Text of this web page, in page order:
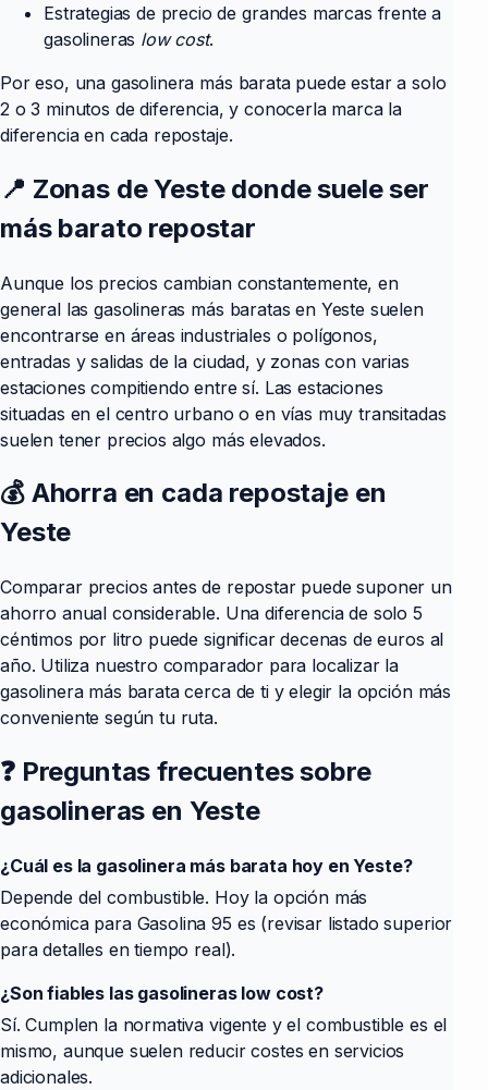
Estrategias de precio de grandes marcas frente a
gasolineras low cost.
Por eso, una gasolinera más barata puede estar a solo
2 o 3 minutos de diferencia, y conocerla marca la
diferencia en cada repostaje.
📍 Zonas de Yeste donde suele ser
más barato repostar
Aunque los precios cambian constantemente, en
general las gasolineras más baratas en Yeste suelen
encontrarse en áreas industriales o polígonos,
entradas y salidas de la ciudad, y zonas con varias
estaciones compitiendo entre sí. Las estaciones
situadas en el centro urbano o en vías muy transitadas
suelen tener precios algo más elevados.
💰 Ahorra en cada repostaje en
Yeste
Comparar precios antes de repostar puede suponer un
ahorro anual considerable. Una diferencia de solo 5
céntimos por litro puede significar decenas de euros al
año. Utiliza nuestro comparador para localizar la
gasolinera más barata cerca de ti y elegir la opción más
conveniente según tu ruta.
❓ Preguntas frecuentes sobre
gasolineras en Yeste
¿Cuál es la gasolinera más barata hoy en Yeste?
Depende del combustible. Hoy la opción más
económica para Gasolina 95 es (revisar listado superior
para detalles en tiempo real).
¿Son fiables las gasolineras low cost?
Sí. Cumplen la normativa vigente y el combustible es el
mismo, aunque suelen reducir costes en servicios
adicionales.